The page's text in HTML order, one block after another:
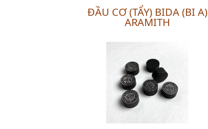
ĐẦU CƠ (TẨY) BIDA (BI A)
ARAMITH